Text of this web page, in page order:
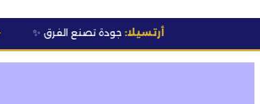
✦ ✨جودة تصنع الفرق